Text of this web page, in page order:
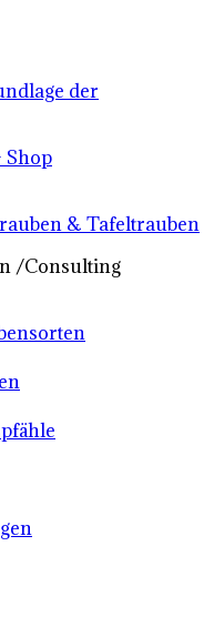
der
Shop
& Tafeltrauben
/Consulting